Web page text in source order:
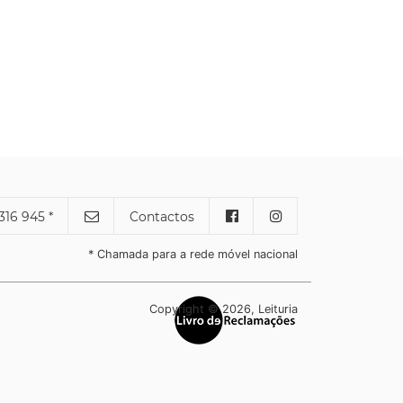
945 * Contactos
* Chamada para a rede móvel nacional
Copyright © 2026, Leituria